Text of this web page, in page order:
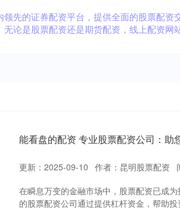
先的证券配资平台，提供全面的股票配
论是股票配资还是期货配资，线上配资网
能看盘的配资 专业股票配资公司：助
更新：2025-09-10 作者：昆明股票配资
在瞬息万变的金融市场中，股票配资已成
的股票配资公司通过提供杠杆资金，帮助